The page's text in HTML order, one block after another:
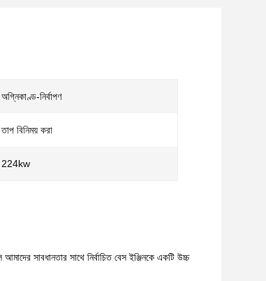
অগ্নিকাণ্ড-নির্বাপণ
তাপ বিনিময় করা
224kw
সাবধানতার সাথে নির্বাচিত বেস ইঞ্জিনকে একটি উচ্চ